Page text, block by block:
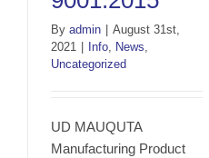
ISO 9001:2015
By admin
August 31st,
2021
Info, News,
Uncategorized
UD MAUQUTA
Manufacturing Product